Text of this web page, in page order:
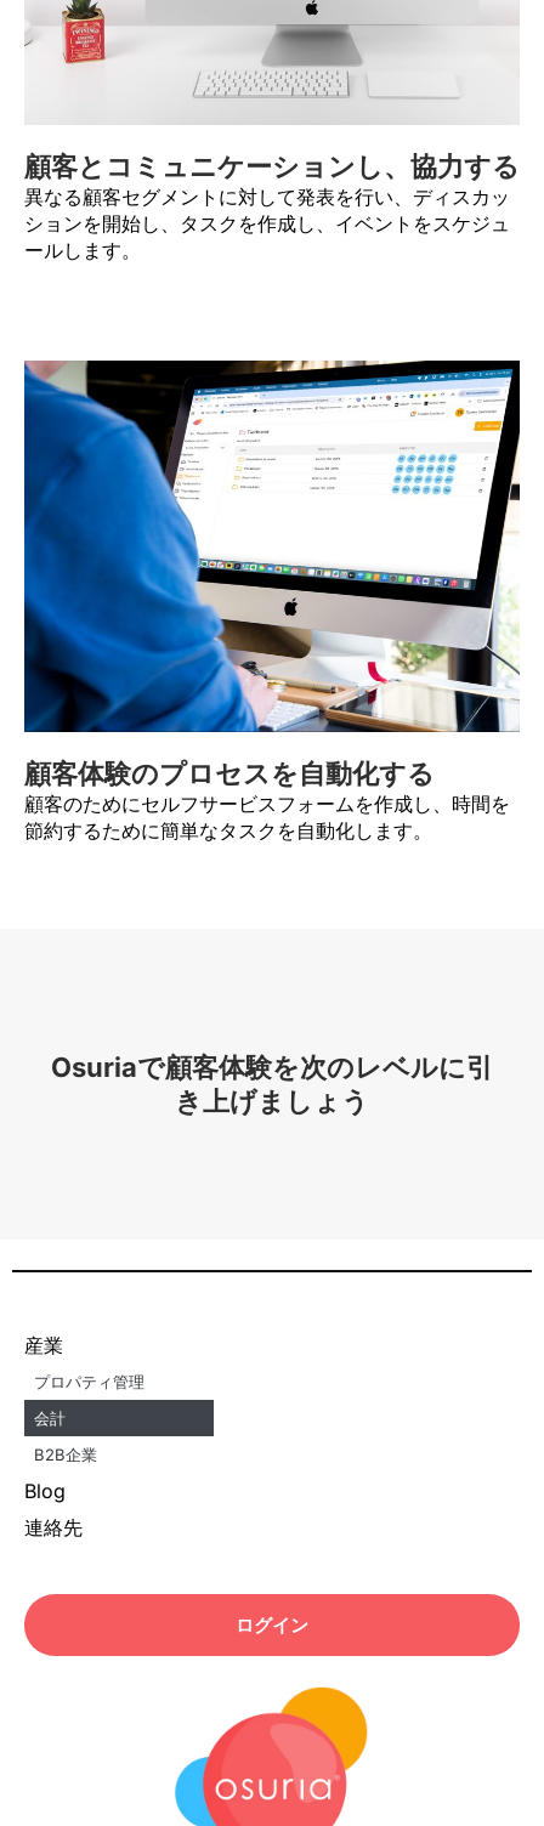
顧客とコミュニケーションし、協力する
異なる顧客セグメントに対して発表を行い、ディスカッ
ションを開始し、タスクを作成し、イベントをスケジュ
ールします。
顧客体験のプロセスを自動化する
顧客のためにセルフサービスフォームを作成し、時間を
節約するために簡単なタスクを自動化します。
Osuriaで顧客体験を次のレベルに引
き上げましょう
ログイン
産業
プロパティ管理
会計
B2B企業
Blog
連絡先